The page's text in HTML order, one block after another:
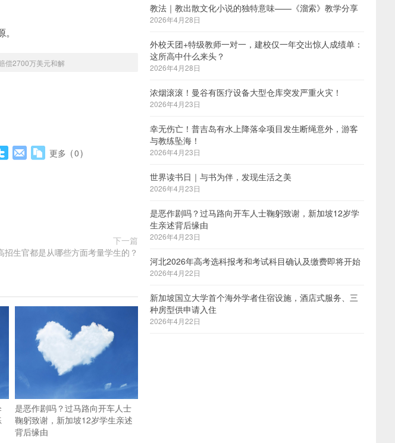
偿2700万美元和解
更多 (0)
下一篇
招生官都是从哪些方面考量学生的？
是恶作剧吗？过马路向开车人士
鞠躬致谢，新加坡12岁学生亲述
背后缘由
教法｜教出散文化小说的独特意味——《溜索》教学分享
2026年4月28日
外校天团+特级教师一对一，建校仅一年交出惊人成绩单：
这所高中什么来头？
2026年4月28日
浓烟滚滚！曼谷有医疗设备大型仓库突发严重火灾！
2026年4月23日
幸无伤亡！普吉岛有水上降落伞项目发生断绳意外，游客
与教练坠海！
2026年4月23日
世界读书日｜与书为伴，发现生活之美
2026年4月23日
是恶作剧吗？过马路向开车人士鞠躬致谢，新加坡12岁学
生亲述背后缘由
2026年4月23日
河北2026年高考选科报考和考试科目确认及缴费即将开始
2026年4月22日
新加坡国立大学首个海外学者住宿设施，酒店式服务、三
种房型供申请入住
2026年4月22日